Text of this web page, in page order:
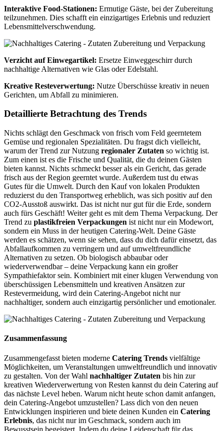
Interaktive Food-Stationen: Ermutige Gäste, bei der Zubereitung
teilzunehmen. Dies schafft ein einzigartiges Erlebnis und reduziert
Lebensmittelverschwendung.
Verzicht auf Einwegartikel: Ersetze Einweggeschirr durch
nachhaltige Alternativen wie Glas oder Edelstahl.
Kreative Resteverwertung: Nutze Überschüsse kreativ in neuen
Gerichten, um Abfall zu minimieren.
Detaillierte Betrachtung des Trends
Nichts schlägt den Geschmack von frisch vom Feld geerntetem
Gemüse und regionalen Spezialitäten. Du fragst dich vielleicht,
warum der Trend zur Nutzung regionaler Zutaten so wichtig ist.
Zum einen ist es die Frische und Qualität, die du deinen Gästen
bieten kannst. Nichts schmeckt besser als ein Gericht, das gerade
frisch aus der Region geerntet wurde. Außerdem tust du etwas
Gutes für die Umwelt. Durch den Kauf von lokalen Produkten
reduzierst du den Transportweg erheblich, was sich positiv auf den
CO2-Ausstoß auswirkt. Das ist nicht nur gut für die Erde, sondern
auch fürs Geschäft! Weiter geht es mit dem Thema Verpackung. Der
Trend zu plastikfreien Verpackungen ist nicht nur ein Modewort,
sondern ein Muss in der heutigen Catering-Welt. Deine Gäste
werden es schätzen, wenn sie sehen, dass du dich dafür einsetzt, das
Abfallaufkommen zu verringern und auf umweltfreundliche
Alternativen zu setzen. Ob biologisch abbaubar oder
wiederverwendbar – deine Verpackung kann ein großer
Sympathiefaktor sein. Kombiniert mit einer klugen Verwendung von
überschüssigen Lebensmitteln und kreativen Ansätzen zur
Restevermeidung, wird dein Catering-Angebot nicht nur
nachhaltiger, sondern auch einzigartig persönlicher und emotionaler.
Zusammenfassung
Zusammengefasst bieten moderne Catering Trends vielfältige
Möglichkeiten, um Veranstaltungen umweltfreundlich und innovativ
zu gestalten. Von der Wahl nachhaltiger Zutaten bis hin zur
kreativen Wiederverwertung von Resten kannst du dein Catering auf
das nächste Level heben. Warum nicht heute schon damit anfangen,
dein Catering-Angebot umzustellen? Lass dich von den neuen
Entwicklungen inspirieren und biete deinen Kunden ein Catering
Erlebnis, das nicht nur im Geschmack, sondern auch im
Bewusstsein begeistert. Indem du deine Leidenschaft für das